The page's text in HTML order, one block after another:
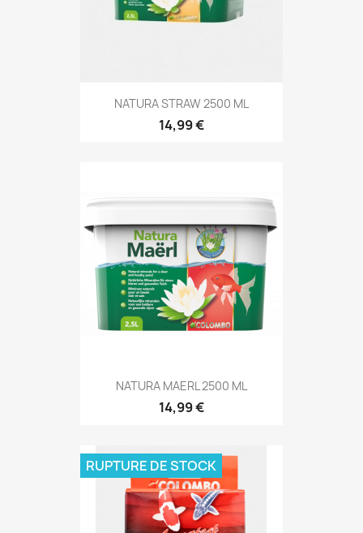
NATURA STRAW 2500 ML
14,99 €
NATURA MAERL 2500 ML
14,99 €
RUPTURE DE STOCK